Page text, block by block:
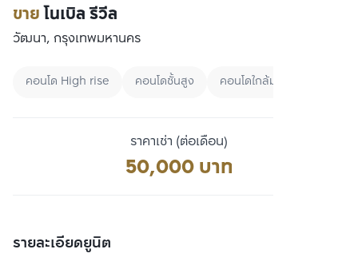
ขายโนเบิล รีวีล
วัฒนา, กรุงเทพมหานคร
คอนโด High rise คอนโดชั้นสูง คอนโดใกล้มหาลัย
ราคาเช่า (ต่อเดือน)
50,000 บาท
รายละเอียดยูนิต